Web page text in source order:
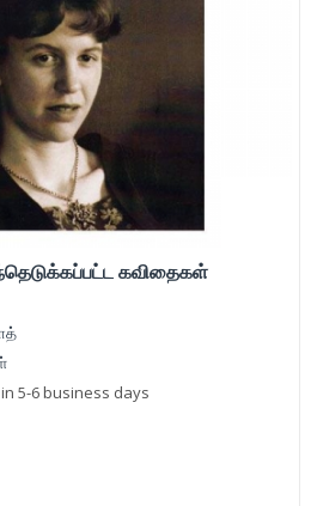
கவிதைகள்
5-6 business days